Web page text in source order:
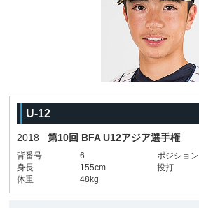
U-12
2018 第10回 BFA U12アジア選手権
背番号 6 ポジション
身長
155cm 投打
体重
48kg